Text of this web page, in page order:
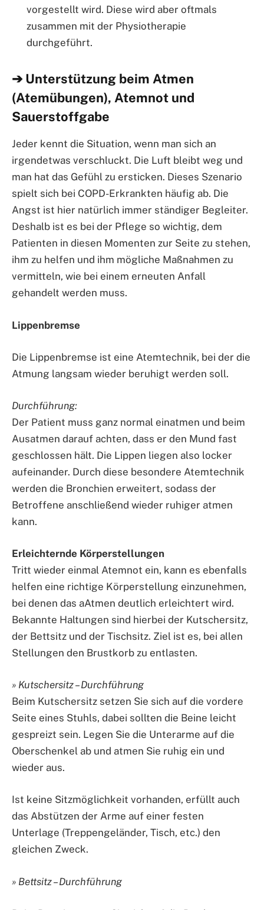
vorgestellt wird. Diese wird aber oftmals
zusammen mit der Physiotherapie
durchgeführt.
➔ Unterstützung beim Atmen
(Atemübungen), Atemnot und
Sauerstoffgabe
Jeder kennt die Situation, wenn man sich an
irgendetwas verschluckt. Die Luft bleibt weg und
man hat das Gefühl zu ersticken. Dieses Szenario
spielt sich bei COPD-Erkrankten häufig ab. Die
Angst ist hier natürlich immer ständiger Begleiter.
Deshalb ist es bei der Pflege so wichtig, dem
Patienten in diesen Momenten zur Seite zu stehen,
ihm zu helfen und ihm mögliche Maßnahmen zu
vermitteln, wie bei einem erneuten Anfall
gehandelt werden muss.
Lippenbremse
Die Lippenbremse ist eine Atemtechnik, bei der die
Atmung langsam wieder beruhigt werden soll.
Durchführung:
Der Patient muss ganz normal einatmen und beim
Ausatmen darauf achten, dass er den Mund fast
geschlossen hält. Die Lippen liegen also locker
aufeinander. Durch diese besondere Atemtechnik
werden die Bronchien erweitert, sodass der
Betroffene anschließend wieder ruhiger atmen
kann.
Erleichternde Körperstellungen
Tritt wieder einmal Atemnot ein, kann es ebenfalls
helfen eine richtige Körperstellung einzunehmen,
bei denen das aAtmen deutlich erleichtert wird.
Bekannte Haltungen sind hierbei der Kutschersitz,
der Bettsitz und der Tischsitz. Ziel ist es, bei allen
Stellungen den Brustkorb zu entlasten.
» Kutschersitz – Durchführung
Beim Kutschersitz setzen Sie sich auf die vordere
Seite eines Stuhls, dabei sollten die Beine leicht
gespreizt sein. Legen Sie die Unterarme auf die
Oberschenkel ab und atmen Sie ruhig ein und
wieder aus.
Ist keine Sitzmöglichkeit vorhanden, erfüllt auch
das Abstützen der Arme auf einer festen
Unterlage (Treppengeländer, Tisch, etc.) den
gleichen Zweck.
» Bettsitz – Durchführung